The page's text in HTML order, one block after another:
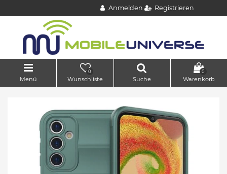
Anmelden Registrieren
Menü
0
Wunschliste Suche
0
Warenkorb